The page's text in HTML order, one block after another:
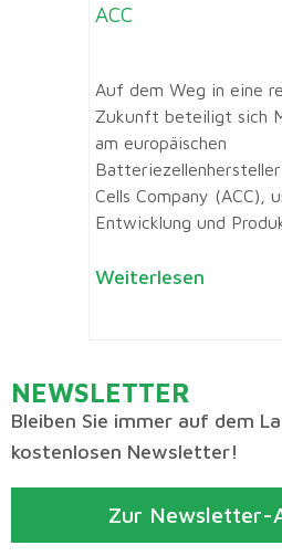
ACC
Auf dem Weg in eine
Zukunft beteiligt sich
am europäischen
Cells Company (ACC),
Entwicklung und
Weiterlesen
NEWSLETTER
Bleiben Sie immer auf dem
kostenlosen Newsletter!
Zur Newsletter-